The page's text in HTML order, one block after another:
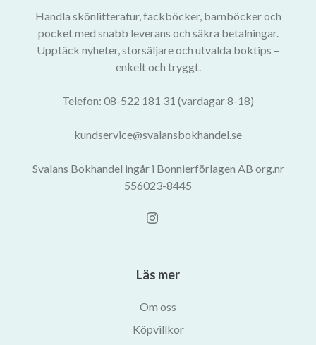
Handla skönlitteratur, fackböcker, barnböcker och
pocket med snabb leverans och säkra betalningar.
Upptäck nyheter, storsäljare och utvalda boktips –
enkelt och tryggt.
Telefon: 08-522 181 31 (vardagar 8-18)
kundservice@svalansbokhandel.se
Svalans Bokhandel ingår i Bonnierförlagen AB org.nr
556023-8445
Läs mer
Om oss
Köpvillkor